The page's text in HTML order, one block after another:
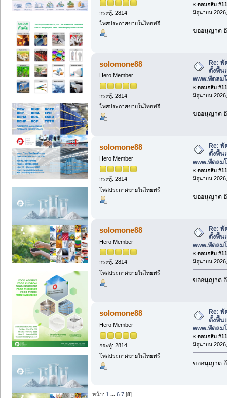
กระทู้: 2814
โพสประกาศขายในไทยฟรี
« ตอบกลับ
มิถุนายน
ขออนุญาต
solomone88
Hero Member
กระทู้: 2814
โพสประกาศขายในไทยฟรี
Re: พั
ตั้งพื้น
www.พัดลม
« ตอบกลับ
มิถุนายน
ขออนุญาต
solomone88
Hero Member
กระทู้: 2814
โพสประกาศขายในไทยฟรี
Re: พั
ตั้งพื้น
www.พัดลม
« ตอบกลับ
มิถุนายน
ขออนุญาต
solomone88
Hero Member
กระทู้: 2814
โพสประกาศขายในไทยฟรี
Re: พั
ตั้งพื้น
www.พัดลม
« ตอบกลับ
มิถุนายน
ขออนุญาต
solomone88
Hero Member
กระทู้: 2814
โพสประกาศขายในไทยฟรี
Re: พั
ตั้งพื้น
www.พัดลม
« ตอบกลับ
มิถุนายน
ขออนุญาต
หน้า: 1 ...6 7 [8]